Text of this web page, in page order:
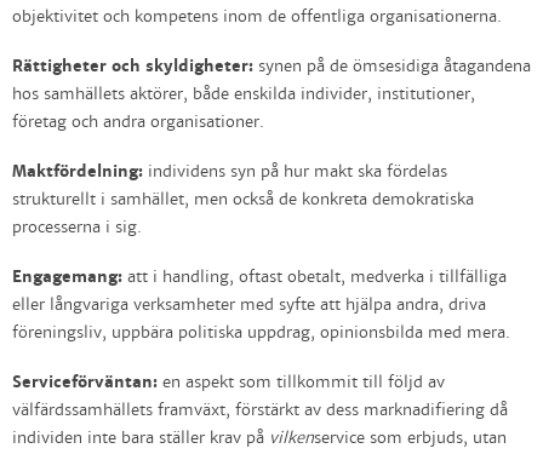
objektivitet och kompetens inom de offentliga organisationerna.
Rättigheter och skyldigheter: synen på de ömsesidiga åtagandena
hos samhällets aktörer, både enskilda individer, institutioner,
företag och andra organisationer.
Maktfördelning: individens syn på hur makt ska fördelas
strukturellt i samhället, men också de konkreta demokratiska
processerna i sig.
Engagemang: att i handling, oftast obetalt, medverka i tillfälliga
eller långvariga verksamheter med syfte att hjälpa andra, driva
föreningsliv, uppbära politiska uppdrag, opinionsbilda med mera.
Serviceförväntan: en aspekt som tillkommit till följd av
välfärdssamhällets framväxt, förstärkt av dess marknadifiering då
individen inte bara ställer krav på vilkenservice som erbjuds, utan